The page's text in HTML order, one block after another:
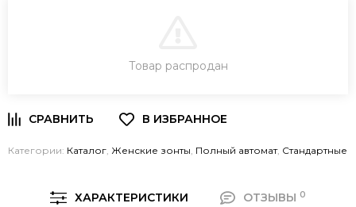
Товар распродан
Категории: Каталог, Женские зонты, Полный автомат, Стандартные
ХАРАКТЕРИСТИКИ ОТЗЫВЫ 0